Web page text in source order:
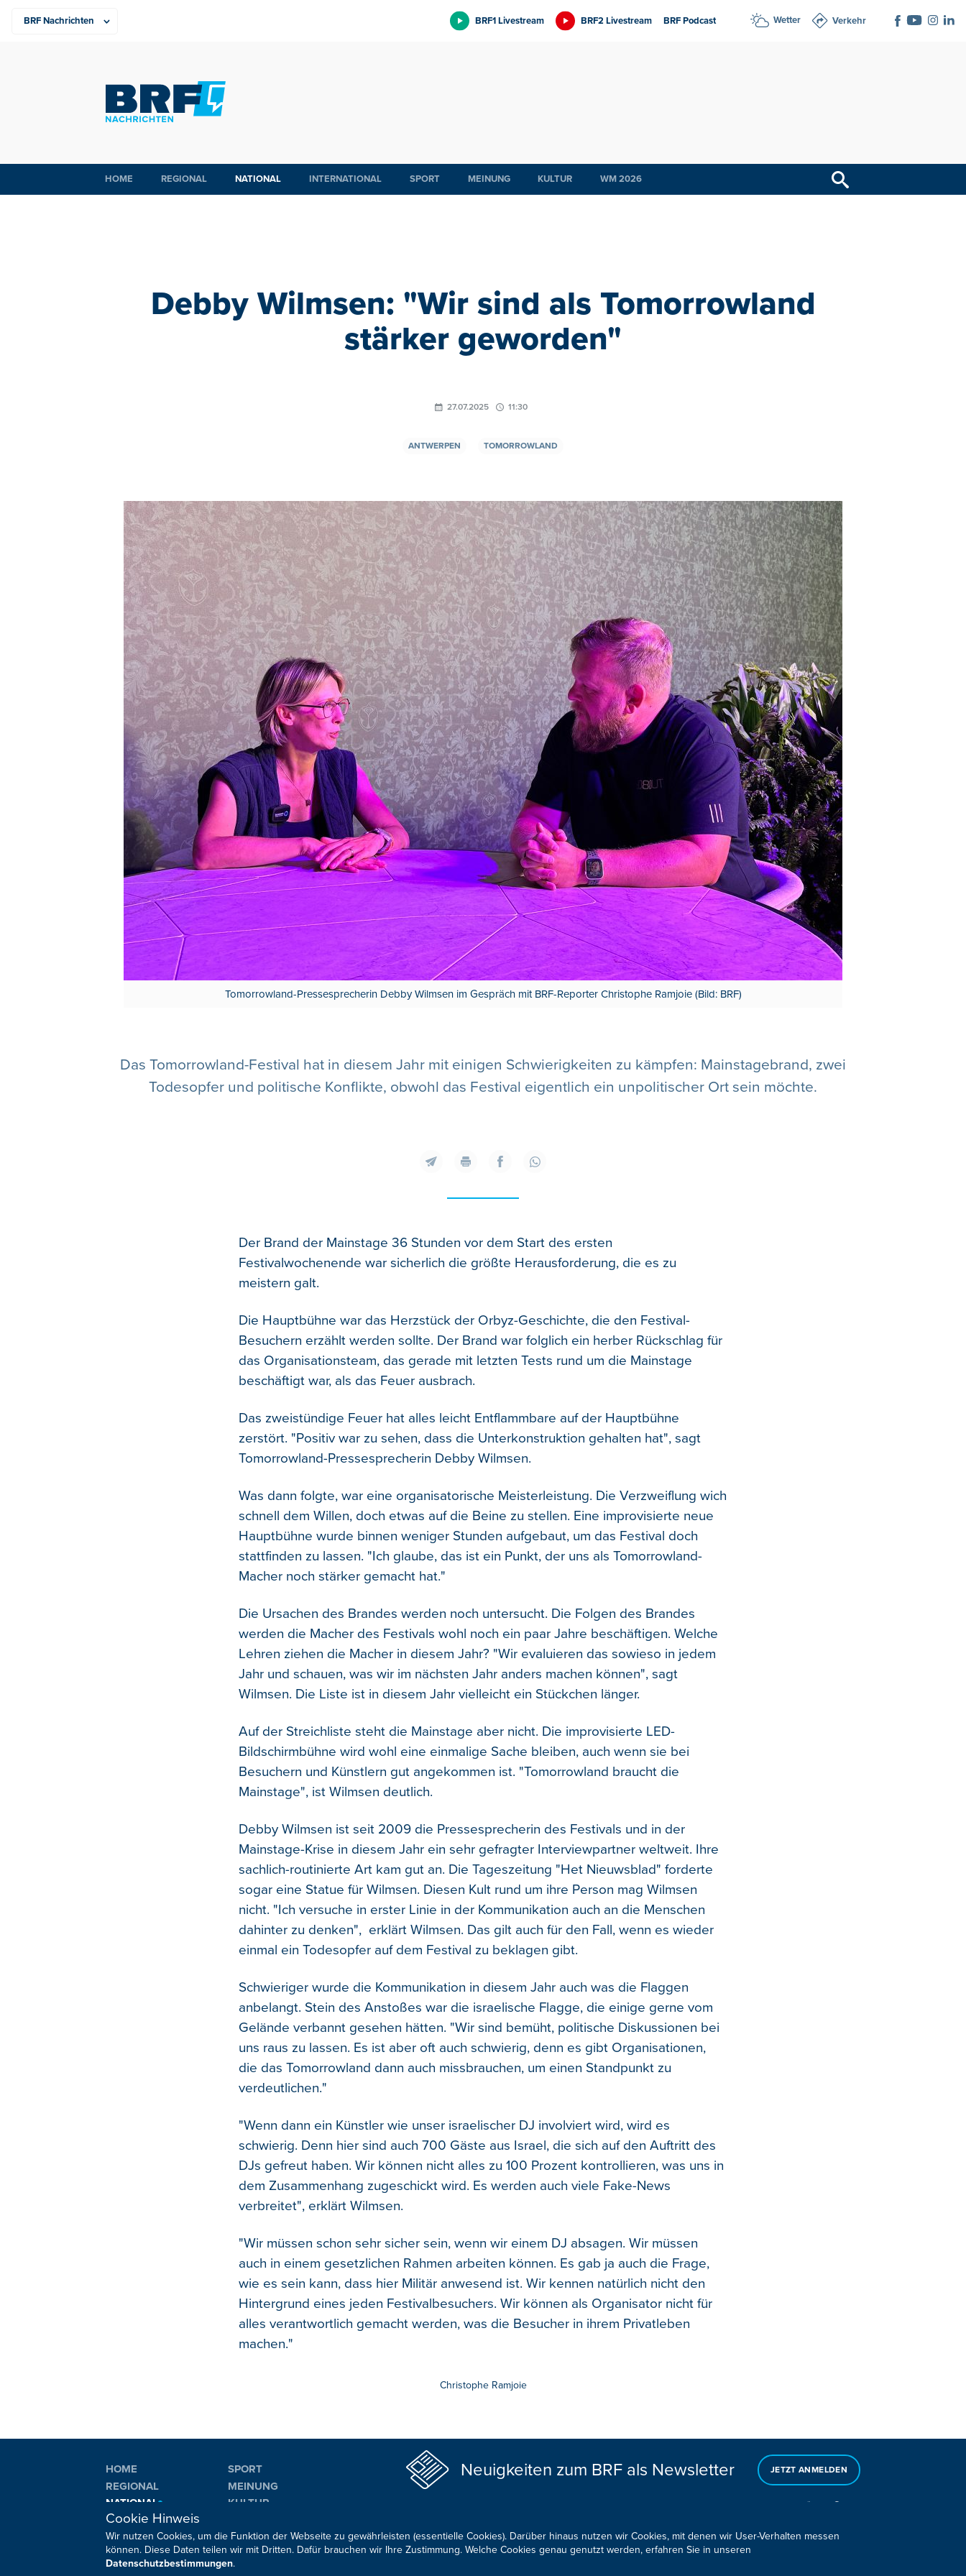
BRF1 Livestream BRF2 Livestream BRF Podcast Wetter Verkehr
HOME REGIONAL NATIONAL INTERNATIONAL SPORT MEINUNG KULTUR WM 2026
Debby Wilmsen: "Wir sind als Tomorrowland
stärker geworden"
27.07.2025 11:30
ANTWERPEN TOMORROWLAND
Tomorrowland-Pressesprecherin Debby Wilmsen im Gespräch mit BRF-Reporter Christophe Ramjoie (Bild: BRF)
Das Tomorrowland-Festival hat in diesem Jahr mit einigen Schwierigkeiten zu kämpfen: Mainstagebrand, zwei
Todesopfer und politische Konflikte, obwohl das Festival eigentlich ein unpolitischer Ort sein möchte.
Der Brand der Mainstage 36 Stunden vor dem Start des ersten
Festivalwochenende war sicherlich die größte Herausforderung, die es zu
meistern galt.
Die Hauptbühne war das Herzstück der Orbyz-Geschichte, die den Festival-
Besuchern erzählt werden sollte. Der Brand war folglich ein herber Rückschlag für
das Organisationsteam, das gerade mit letzten Tests rund um die Mainstage
beschäftigt war, als das Feuer ausbrach.
Das zweistündige Feuer hat alles leicht Entflammbare auf der Hauptbühne
zerstört. "Positiv war zu sehen, dass die Unterkonstruktion gehalten hat", sagt
Tomorrowland-Pressesprecherin Debby Wilmsen.
Was dann folgte, war eine organisatorische Meisterleistung. Die Verzweiflung wich
schnell dem Willen, doch etwas auf die Beine zu stellen. Eine improvisierte neue
Hauptbühne wurde binnen weniger Stunden aufgebaut, um das Festival doch
stattfinden zu lassen. "Ich glaube, das ist ein Punkt, der uns als Tomorrowland-
Macher noch stärker gemacht hat."
Die Ursachen des Brandes werden noch untersucht. Die Folgen des Brandes
werden die Macher des Festivals wohl noch ein paar Jahre beschäftigen. Welche
Lehren ziehen die Macher in diesem Jahr? "Wir evaluieren das sowieso in jedem
Jahr und schauen, was wir im nächsten Jahr anders machen können", sagt
Wilmsen. Die Liste ist in diesem Jahr vielleicht ein Stückchen länger.
Auf der Streichliste steht die Mainstage aber nicht. Die improvisierte LED-
Bildschirmbühne wird wohl eine einmalige Sache bleiben, auch wenn sie bei
Besuchern und Künstlern gut angekommen ist. "Tomorrowland braucht die
Mainstage", ist Wilmsen deutlich.
Debby Wilmsen ist seit 2009 die Pressesprecherin des Festivals und in der
Mainstage-Krise in diesem Jahr ein sehr gefragter Interviewpartner weltweit. Ihre
sachlich-routinierte Art kam gut an. Die Tageszeitung "Het Nieuwsblad" forderte
sogar eine Statue für Wilmsen. Diesen Kult rund um ihre Person mag Wilmsen
nicht. "Ich versuche in erster Linie in der Kommunikation auch an die Menschen
dahinter zu denken", erklärt Wilmsen. Das gilt auch für den Fall, wenn es wieder
einmal ein Todesopfer auf dem Festival zu beklagen gibt.
Schwieriger wurde die Kommunikation in diesem Jahr auch was die Flaggen
anbelangt. Stein des Anstoßes war die israelische Flagge, die einige gerne vom
Gelände verbannt gesehen hätten. "Wir sind bemüht, politische Diskussionen bei
uns raus zu lassen. Es ist aber oft auch schwierig, denn es gibt Organisationen,
die das Tomorrowland dann auch missbrauchen, um einen Standpunkt zu
verdeutlichen."
"Wenn dann ein Künstler wie unser israelischer DJ involviert wird, wird es
schwierig. Denn hier sind auch 700 Gäste aus Israel, die sich auf den Auftritt des
DJs gefreut haben. Wir können nicht alles zu 100 Prozent kontrollieren, was uns in
dem Zusammenhang zugeschickt wird. Es werden auch viele Fake-News
verbreitet", erklärt Wilmsen.
"Wir müssen schon sehr sicher sein, wenn wir einem DJ absagen. Wir müssen
auch in einem gesetzlichen Rahmen arbeiten können. Es gab ja auch die Frage,
wie es sein kann, dass hier Militär anwesend ist. Wir kennen natürlich nicht den
Hintergrund eines jeden Festivalbesuchers. Wir können als Organisator nicht für
alles verantwortlich gemacht werden, was die Besucher in ihrem Privatleben
machen."
Christophe Ramjoie
HOME
REGIONAL
NATIONAL
INTERNATIONAL
SPORT
MEINUNG
KULTUR
Neuigkeiten zum BRF als Newsletter JETZT ANMELDEN
Sie haben noch Fragen oder Anmerkungen?
Cookie Hinweis
Wir nutzen Cookies, um die Funktion der Webseite zu gewährleisten (essentielle Cookies). Darüber hinaus nutzen wir Cookies, mit denen wir User-Verhalten messen
können. Diese Daten teilen wir mit Dritten. Dafür brauchen wir Ihre Zustimmung. Welche Cookies genau genutzt werden, erfahren Sie in unseren
Datenschutzbestimmungen.